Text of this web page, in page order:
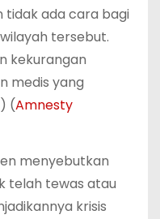
tidak ada cara bagi
tersebut.
kekurangan
medis yang
)​​ (Amnesty
menyebutkan
telah tewas atau
krisis